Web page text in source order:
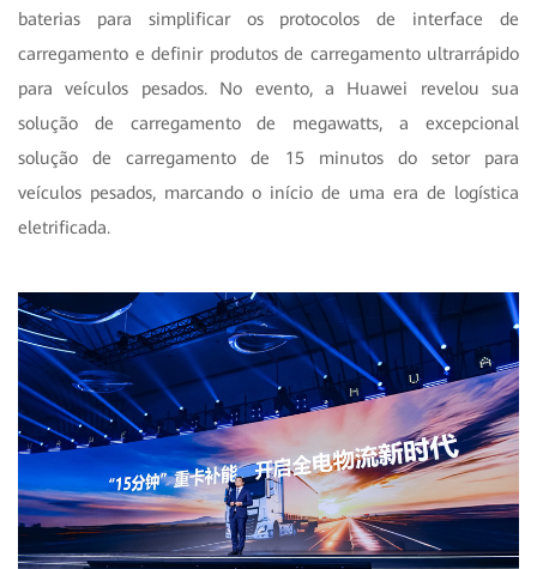
baterias para simplificar os protocolos de interface de
carregamento e definir produtos de carregamento ultrarrápido
para veículos pesados. No evento, a Huawei revelou sua
solução de carregamento de megawatts, a excepcional
solução de carregamento de 15 minutos do setor para
veículos pesados, marcando o início de uma era de logística
eletrificada.